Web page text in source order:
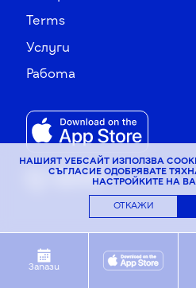
НАШИЯТ УЕБСАЙТ ИЗПОЛЗВА
СЪГЛАСИЕ ОДОБРЯВАТЕ
НАСТРОЙКИТЕ НА
ОТКАЖИ
Запази
Terms
Услуги
Работа